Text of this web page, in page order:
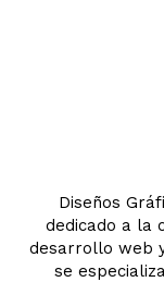
Diseños
dedicado a la
desarrollo web
se